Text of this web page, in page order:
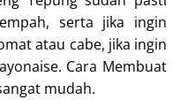
serta jika ingin
atau cabe, jika ingin
Cara Membuat
mudah.